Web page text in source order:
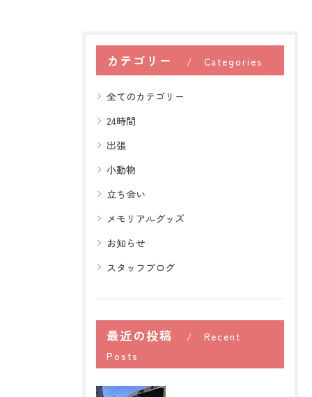
カテゴリー Categories
全てのカテゴリー
24時間
出張
小動物
立ち会い
メモリアルグッズ
お知らせ
スタッフブログ
最近の投稿
Recent
Posts